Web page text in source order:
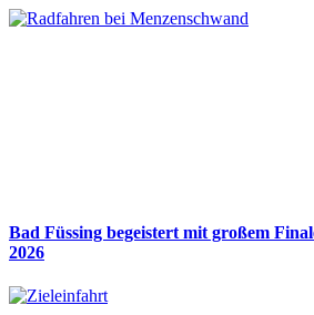
Bad Füssing begeistert mit großem
2026